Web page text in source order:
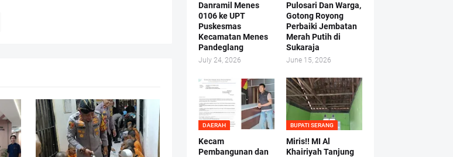
Danramil Menes
0106 ke UPT
Puskesmas
Kecamatan Menes
Pandeglang
July 24, 2026
Pulosari Dan Warga,
Gotong Royong
Perbaiki Jembatan
Merah Putih di
Sukaraja
June 15, 2026
DAERAH
Kecam
Pembangunan dan
BUPATI SERANG
Miris!! MI Al
Khairiyah Tanjung